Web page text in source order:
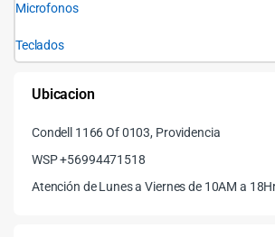
Microfonos
Teclados
Ubicacion
Condell 1166 Of 0103, Providencia
WSP +56994471518
Atención de Lunes a Viernes de 10AM a